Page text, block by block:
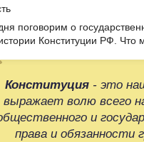
поговорим о
Конституции РФ.
Конституция - это
выражает волю всего
и
права и обязанности